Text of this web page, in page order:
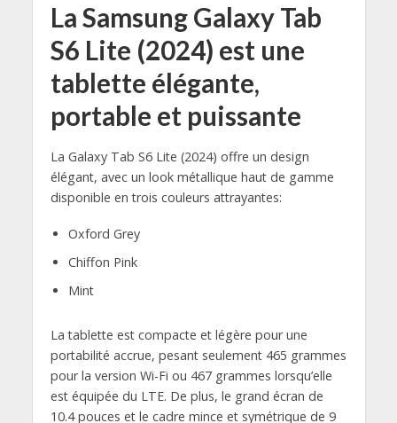
La Samsung Galaxy Tab
S6 Lite (2024) est une
tablette élégante,
portable et puissante
La Galaxy Tab S6 Lite (2024) offre un design
élégant, avec un look métallique haut de gamme
disponible en trois couleurs attrayantes:
Oxford Grey
Chiffon Pink
Mint
La tablette est compacte et légère pour une
portabilité accrue, pesant seulement 465 grammes
pour la version Wi-Fi ou 467 grammes lorsqu’elle
est équipée du LTE. De plus, le grand écran de
10.4 pouces et le cadre mince et symétrique de 9